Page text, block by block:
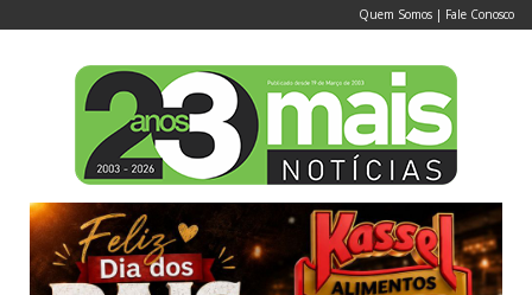
Quem Somos | Fale Conosco